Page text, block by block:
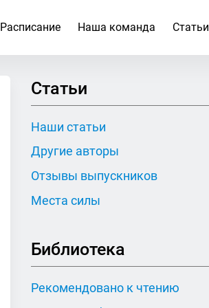
Расписание Наша команда Статьи
Статьи
Наши статьи
Другие авторы
Отзывы выпускников
Места силы
Библиотека
Рекомендовано к чтению